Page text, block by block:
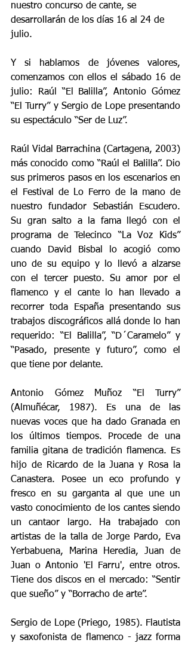
nuestro concurso de cante, se
desarrollarán de los días 16 al 24 de
julio.
Y si hablamos de jóvenes valores,
comenzamos con ellos el sábado 16 de
julio: Raúl “El Balilla”, Antonio Gómez
“El Turry” y Sergio de Lope presentando
su espectáculo “Ser de Luz”.
Raúl Vidal Barrachina (Cartagena, 2003)
más conocido como “Raúl el Balilla”. Dio
sus primeros pasos en los escenarios en
el Festival de Lo Ferro de la mano de
nuestro fundador Sebastián Escudero.
Su gran salto a la fama llegó con el
programa de Telecinco “La Voz Kids”
cuando David Bisbal lo acogió como
uno de su equipo y lo llevó a alzarse
con el tercer puesto. Su amor por el
flamenco y el cante lo han llevado a
recorrer toda España presentando sus
trabajos discográficos allá donde lo han
requerido: “El Balilla”, “D´Caramelo” y
“Pasado, presente y futuro”, como el
que tiene por delante.
Antonio Gómez Muñoz “El Turry”
(Almuñécar, 1987). Es una de las
nuevas voces que ha dado Granada en
los últimos tiempos. Procede de una
familia gitana de tradición flamenca. Es
hijo de Ricardo de la Juana y Rosa la
Canastera. Posee un eco profundo y
fresco en su garganta al que une un
vasto conocimiento de los cantes siendo
un cantaor largo. Ha trabajado con
artistas de la talla de Jorge Pardo, Eva
Yerbabuena, Marina Heredia, Juan de
Juan o Antonio 'El Farru', entre otros.
Tiene dos discos en el mercado: “Sentir
que sueño” y “Borracho de arte”.
Sergio de Lope (Priego, 1985). Flautista
y saxofonista de flamenco - jazz forma